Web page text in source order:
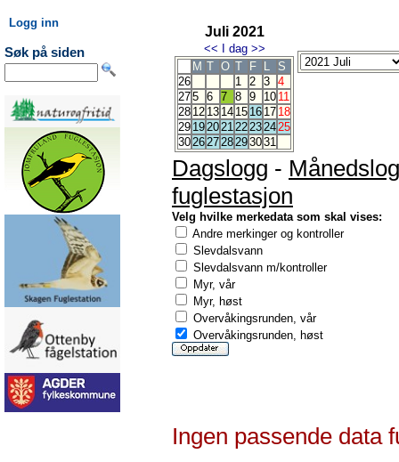
Logg inn
Søk på siden
Juli 2021
<< I dag >>
M T O T F L
S
26
1 2 3 4
275 6 7 8 9 10 11
28 12 13 14 15 16 17 18
29 19202122232425
30262728293031
Dagslogg -
fuglestasjon
Velg hvilke merkedata som skal vises:
Andre merkinger og kontroller
Slevdalsvann
Slevdalsvann m/kontroller
Myr, vår
Myr, høst
Overvåkingsrunden, vår
Overvåkingsrunden, høst
Ingen passende data